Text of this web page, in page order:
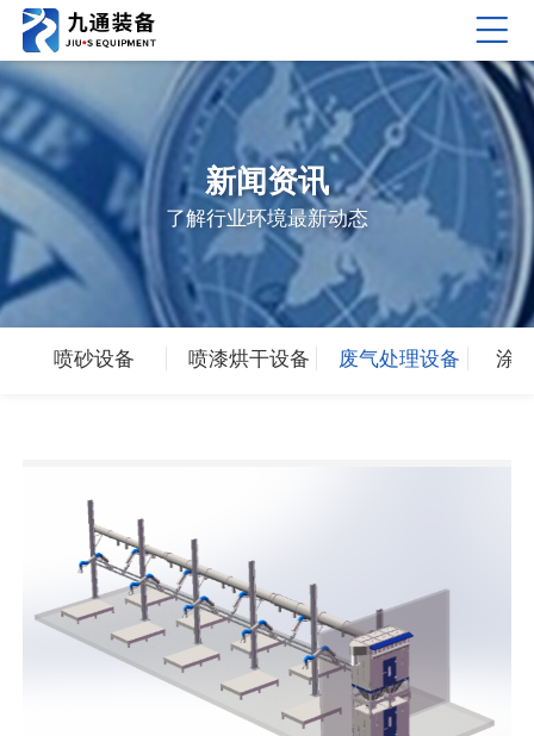
新闻资讯
了解行业环境最新动态
喷砂设备 喷漆烘干设备 废气处理设备 涂